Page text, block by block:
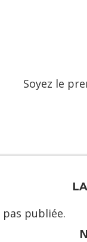
Soyez le
publiée.